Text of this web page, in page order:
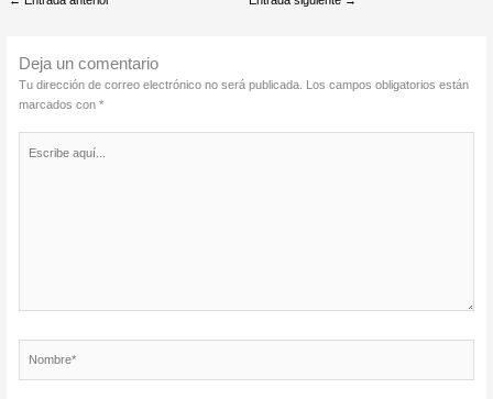
Deja un comentario
Tu dirección de correo electrónico no será publicada. Los campos obligatorios están
marcados con *
aquí...